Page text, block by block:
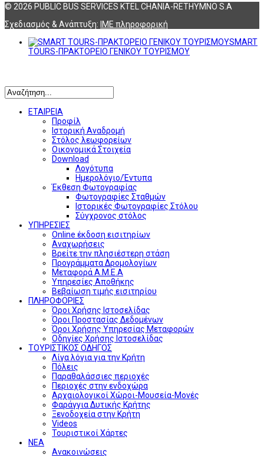
© 2026 PUBLIC BUS SERVICES KTEL CHANIA-RETHYMNO S.A
Σχεδιασμός & Ανάπτυξη: ΙΜΕ πληροφορική
SMART
TOURS-ΠΡΑΚΤΟΡΕΙΟ ΓΕΝΙΚΟΥ ΤΟΥΡΙΣΜΟΥ
ΕΤΑΙΡΕΙΑ
Προφίλ
Ιστορική Αναδρομή
Στόλος λεωφορείων
Οικονομικά Στοιχεία
Download
Λογότυπα
Ημερολόγιο/Έντυπα
Έκθεση Φωτογραφίας
Φωτογραφίες Σταθμών
Ιστορικές Φωτογραφίες Στόλου
Σύγχρονος στόλος
ΥΠΗΡΕΣΙΕΣ
Online έκδοση εισιτηρίων
Αναχωρήσεις
Βρείτε την πλησιέστερη στάση
Προγράμματα Δρομολογίων
Μεταφορά Α.Μ.Ε.Α
Υπηρεσίες Αποθήκης
Βεβαίωση τιμής εισιτηρίου
ΠΛΗΡΟΦΟΡΙΕΣ
Όροι Χρήσης Ιστοσελίδας
Όροι Προστασίας Δεδομένων
Όροι Χρήσης Υπηρεσίας Μεταφορών
Οδηγίες Χρήσης Ιστοσελίδας
ΤΟΥΡΙΣΤΙΚΟΣ ΟΔΗΓΟΣ
Λίγα λόγια για την Κρήτη
Πόλεις
Παραθαλάσσιες περιοχές
Περιοχές στην ενδοχώρα
Αρχαιολογικοί Χώροι-Μουσεία-Μονές
Φαράγγια Δυτικής Κρήτης
Ξενοδοχεία στην Κρήτη
Videos
Τουριστικοί Χάρτες
ΝΕΑ
Ανακοινώσεις